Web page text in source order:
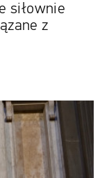
siłownie
z